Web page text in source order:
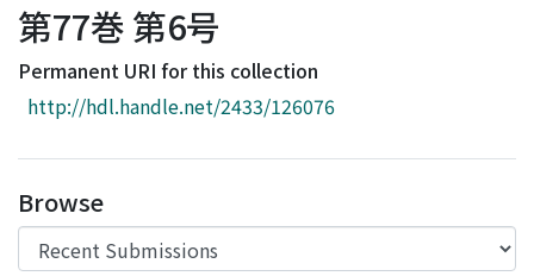
Browse
Download Ranking
Access Statistics
第77巻 第6号
Permanent URI for this collection
http://hdl.handle.net/2433/126076
Browse